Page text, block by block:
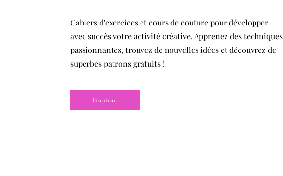
Cahiers d'exercices et cours de couture pour développer
avec succès votre activité créative. Apprenez des techniques
passionnantes, trouvez de nouvelles idées et découvrez de
superbes patrons gratuits !
Bouton